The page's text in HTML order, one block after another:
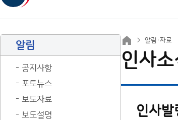
알림
공지사항
포토뉴스
보도자료
보도설명
알림·자료
인사소
인사